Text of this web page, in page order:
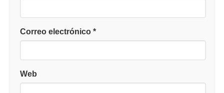
Correo electrónico *
Web